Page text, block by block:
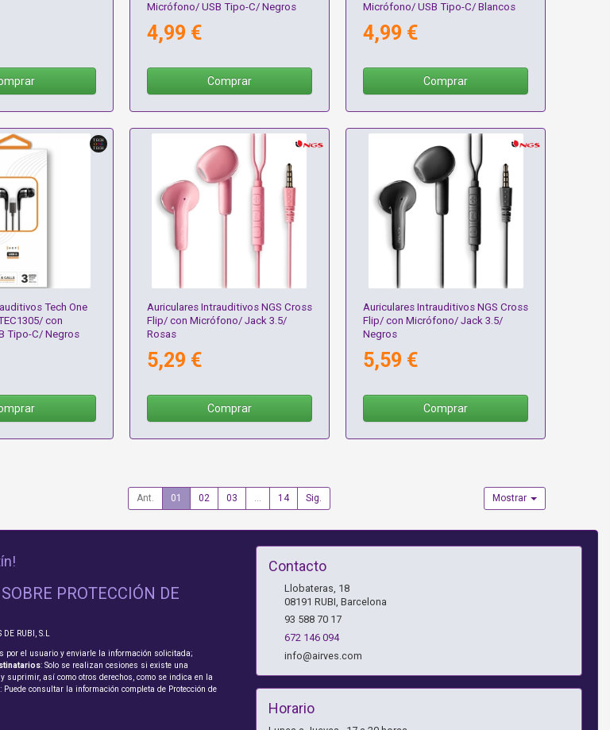
Micrófono/ USB Tipo-C/ Negros
4,99 €
Comprar
Micrófono/ USB Tipo-C/ Blancos
4,99 €
Comprar
Tech One
con
Tipo-C/ Negros
Auriculares Intrauditivos NGS Cross
Flip/ con Micrófono/ Jack 3.5/
Rosas
5,29 €
Comprar
Auriculares Intrauditivos NGS Cross
Flip/ con Micrófono/ Jack 3.5/
Negros
5,59 €
Comprar
Ant. 01 02 03 ... 14 Sig. Mostrar
PROTECCIÓN DE
RUBI, S.L
por el usuario y enviarle la información solicitada;
: Solo se realizan cesiones si existe una
suprimir, así como otros derechos, como se indica en la
: Puede consultar la información completa de Protección de
Contacto
Llobateras, 18
08191 RUBI, Barcelona
93 588 70 17
672 146 094
info@airves.com
Horario